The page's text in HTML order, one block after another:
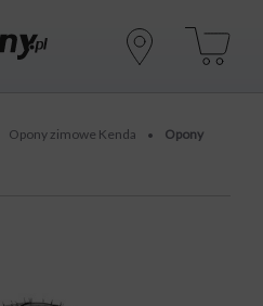
Opony zimowe Kenda •
Opony